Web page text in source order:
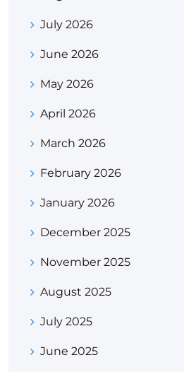
July 2026
June 2026
May 2026
April 2026
March 2026
February 2026
January 2026
December 2025
November 2025
August 2025
July 2025
June 2025